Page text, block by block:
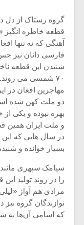
گروه رستاک از دل
قطعه خاطره انگیز
آهنگی که نه تنها
فارسی دانان نیز
۷۰ شمسی می
مهاجرین افغان در
دو ملت کهن شده
بهره نبوده و یکی
و ملت ایران
در سال هایی که این
بسیار خوانده و
سیامک سپهری
را در روند تولید
مرادی هم آواز
نوازندگان گروه نیز
که اسامی آن‌ها به
متن
شیش
اگر